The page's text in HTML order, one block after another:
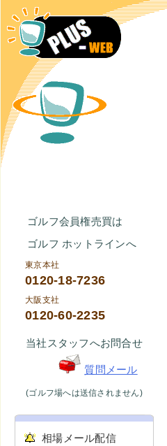
ゴルフ会員権売買は
ゴルフ ホットラインへ
東京本社
0120-18-7236
大阪支社
0120-60-2235
当社スタッフへお問合せ
質問メール
(ゴルフ場へは送信されません)
相場メール配信